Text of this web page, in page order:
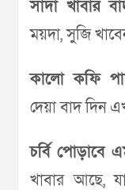
সাদা খাবার
ময়দা, সুজি
কালো কফি
দেয়া বাদ দিন
চর্বি পোড়াবে
খাবার আছে,